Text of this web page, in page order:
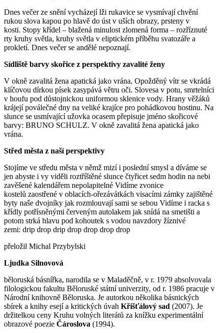
Dnes večer ze snění vycházejí lži rukavice se vysmívají chvění
rukou slova kapou po hlavě do úst v uších obrazy, prsteny v
kosti. Stopy křídel – blažená minulost zlomená forma – rozříznuté
rty kruhy světla, kruhy světla v eliptickém příběhu svatozáře a
prokletí. Dnes večer se andělé nepoznají.
Sídliště barvy skořice z perspektivy zavalité ženy
V okně zavalitá žena apatická jako vrána, Opožděný vítr se vkrádá
klíčovou dírkou písek zasypává větru oči. Slovesa v potu, smrtelníci
v houfu pod důstojnickou uniformou sklenice vody. Hrany věžáků
krájejí poválečné dny na veliké krajíce pro pohádkovou hostinu. Na
slunce se usmívající užovka ocasem přepisuje jméno skořicové
barvy: BRUNO SCHULZ. V okně zavalitá žena apatická jako
vrána.
Střed města z naší perspektivy
Stojíme ve středu města v němž mizí i poslední smysl a díváme se
jen abyste i vy viděli roztříštěné slunce čtyřicet sedm hodin na nebi
zavěšené kalendářem nepolapitelné Vidíme zvonice
kostelů zaostřené v oblacích-ořezávátkách visacími zámky zajištěné
byty naše dvojníky jak rozmlouvají sami se sebou Vidíme i racka s
křídly potřísněnými červeným autolakem jak snídá na smetišti a
potom strká hlavu pod kohoutek s vodou navzdory žíznivé
zemi: drip drop drip drop drop drop drop
přeložil Michal Przybylski
Ljudka Silnovová
běloruská básnířka, narodila se v Maladěčně, v r. 1979 absolvovala
filologickou fakultu Běloruské státní univerzity, od r. 1986 pracuje v
Národní knihovně Běloruska. Je autorkou několika básnických
sbírek a knihy esejí a kritických úvah Křišťálový sad (2007). Je
držitelkou ceny Kruhu volných literátů za knížku experimentální
obrazové poezie Čároslova (1994).